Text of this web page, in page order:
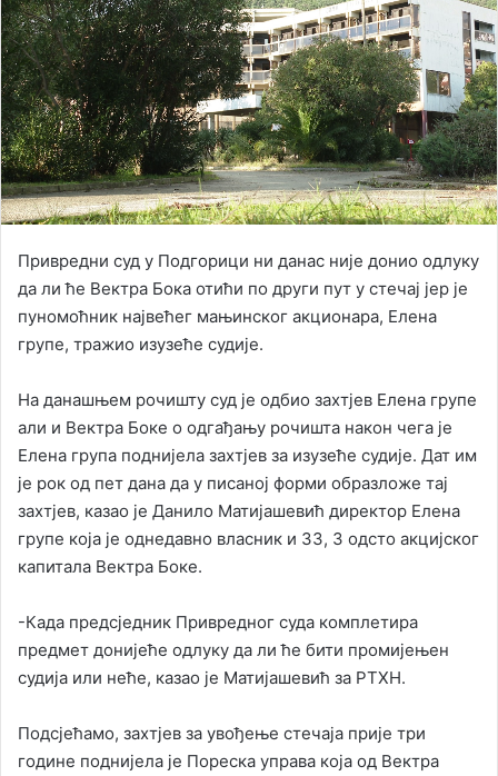
a
n
a
i
l
Привредни суд у Подгорици ни данас није донио одлуку
да ли ће Вектра Бока отићи по други пут у стечај јер је
пуномоћник највећег мањинског акционара, Елена
групе, тражио изузеће судије.
На данашњем рочишту суд је одбио захтјев Елена групе
али и Вектра Боке о одгађању рочишта након чега је
Елена група поднијела захтјев за изузеће судије. Дат им
је рок од пет дана да у писаној форми образложе тај
захтјев, казао је Данило Матијашевић директор Елена
групе која је однедавно власник и 33, 3 одсто акцијског
капитала Вектра Боке.
-Када предсједник Привредног суда комплетира
предмет донијеће одлуку да ли ће бити промијењен
судија или неће, казао је Матијашевић за РТХН.
Подсјећамо, захтјев за увођење стечаја прије три
године поднијела је Пореска управа која од Вектра